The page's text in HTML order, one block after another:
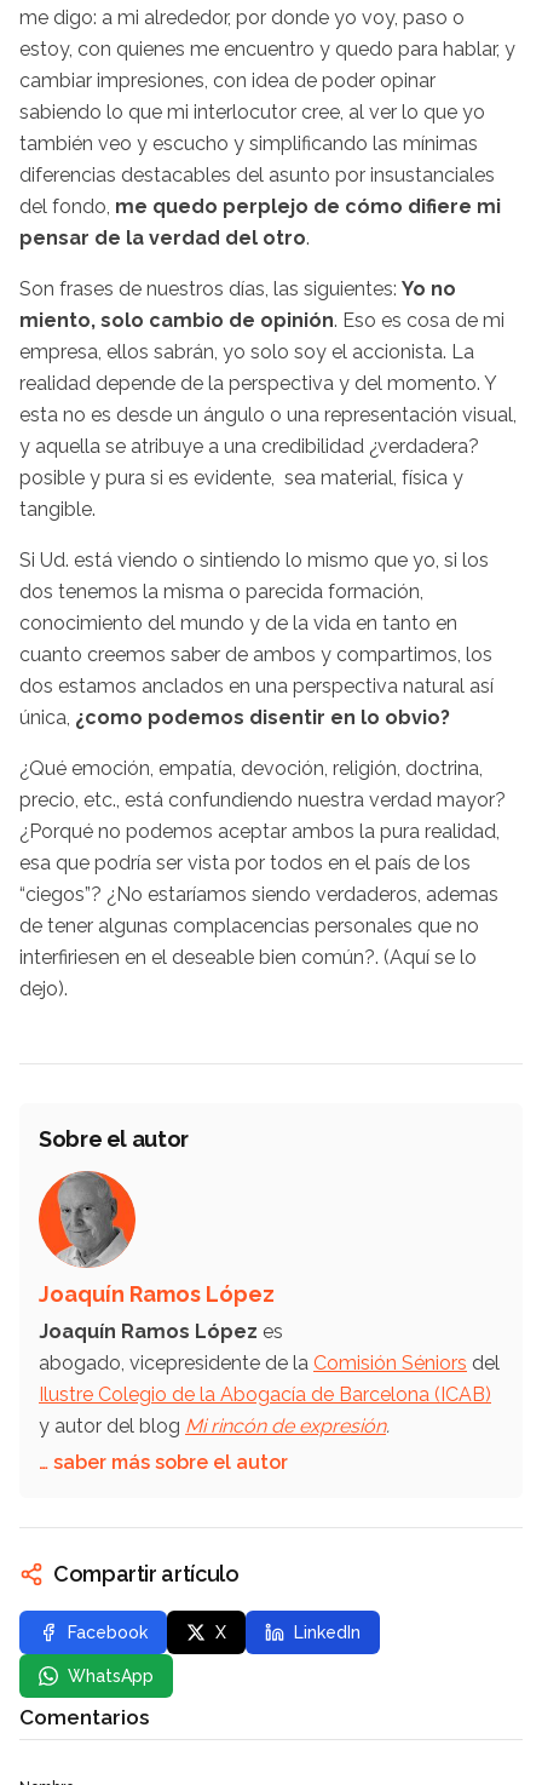
me digo: a mi alrededor, por donde yo voy, paso o
estoy, con quienes me encuentro y quedo para hablar, y
cambiar impresiones, con idea de poder opinar
sabiendo lo que mi interlocutor cree, al ver lo que yo
también veo y escucho y simplificando las mínimas
diferencias destacables del asunto por insustanciales
del fondo, me quedo perplejo de cómo difiere mi
pensar de la verdad del otro.
Son frases de nuestros días, las siguientes: Yo no
miento, solo cambio de opinión. Eso es cosa de mi
empresa, ellos sabrán, yo solo soy el accionista. La
realidad depende de la perspectiva y del momento. Y
esta no es desde un ángulo o una representación visual,
y aquella se atribuye a una credibilidad ¿verdadera?
posible y pura si es evidente, sea material, física y
tangible.
Si Ud. está viendo o sintiendo lo mismo que yo, si los
dos tenemos la misma o parecida formación,
conocimiento del mundo y de la vida en tanto en
cuanto creemos saber de ambos y compartimos, los
dos estamos anclados en una perspectiva natural así
única, ¿como podemos disentir en lo obvio?
¿Qué emoción, empatía, devoción, religión, doctrina,
precio, etc., está confundiendo nuestra verdad mayor?
¿Porqué no podemos aceptar ambos la pura realidad,
esa que podría ser vista por todos en el país de los
“ciegos”? ¿No estaríamos siendo verdaderos, ademas
de tener algunas complacencias personales que no
interfiriesen en el deseable bien común?. (Aquí se lo
dejo).
Sobre el autor
Joaquín Ramos López
Joaquín Ramos López es
abogado, vicepresidente de la Comisión Séniors del
Ilustre Colegio de la Abogacía de Barcelona (ICAB)
y autor del blog Mi rincón de expresión.
… saber más sobre el autor
Compartir artículo
Facebook X LinkedIn
WhatsApp
Comentarios